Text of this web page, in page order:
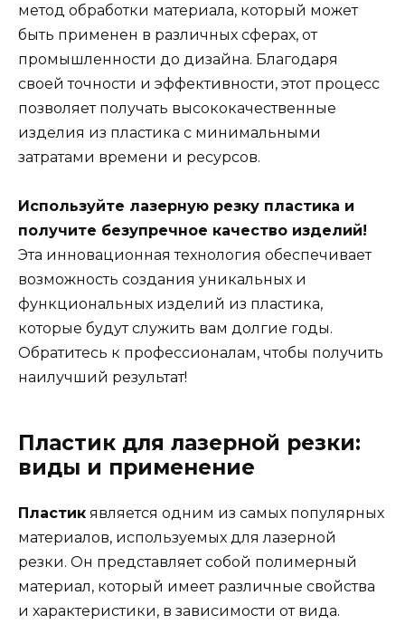
метод обработки материала, который может
быть применен в различных сферах, от
промышленности до дизайна. Благодаря
своей точности и эффективности, этот процесс
позволяет получать высококачественные
изделия из пластика с минимальными
затратами времени и ресурсов.
Используйте лазерную резку пластика и
получите безупречное качество изделий!
Эта инновационная технология обеспечивает
возможность создания уникальных и
функциональных изделий из пластика,
которые будут служить вам долгие годы.
Обратитесь к профессионалам, чтобы получить
наилучший результат!
Пластик для лазерной резки:
виды и применение
Пластик является одним из самых популярных
материалов, используемых для лазерной
резки. Он представляет собой полимерный
материал, который имеет различные свойства
и характеристики, в зависимости от вида.